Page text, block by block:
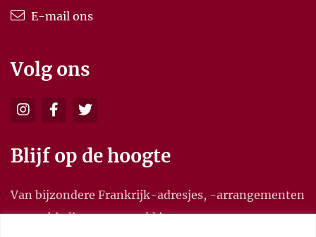
E-mail ons
Volg ons
Blijf op de hoogte
Van bijzondere Frankrijk-adresjes, -arrangementen
en aanbiedingen, en meld je aan voor onze